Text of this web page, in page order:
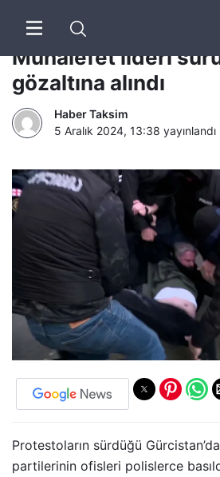
Gürcistan’da
Muhalefet lideri
gözaltına alındı
Haber Taksim
5 Aralık 2024, 13:38 yayınlandı
Protestoların sürdüğü
partilerinin ofisleri polislerce